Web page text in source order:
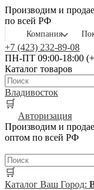
Производим и
по всей РФ
Компания
+7 (423) 232-89-08
ПН-ПТ 09:00-18:00
Каталог товаров
Владивосток
🛒
Авторизация
Производим и
оптом по всей РФ
🛒
Каталог Ваш Город: